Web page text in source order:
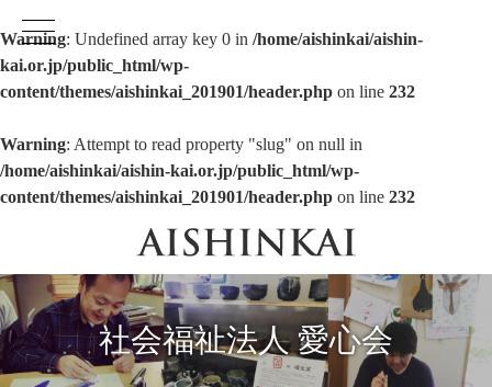
Warning: Undefined array key 0 in /home/aishinkai/aishin-
kai.or.jp/public_html/wp-
content/themes/aishinkai_201901/header.php on line 232
Warning: Attempt to read property "slug" on null in
/home/aishinkai/aishin-kai.or.jp/public_html/wp-
content/themes/aishinkai_201901/header.php on line 232
社会福祉法人 愛心会